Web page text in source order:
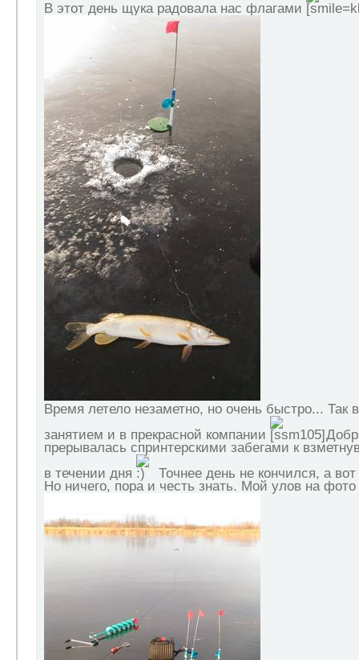
В этот день щука радовала нас флагами
Время летело незаметно, но очень быстро... Так
занятием и в прекрасной компании
прерывалась спринтерскими забегами к
в течении дня
Точнее день не кончился, а
Но ничего, пора и честь знать. Мой улов на фото